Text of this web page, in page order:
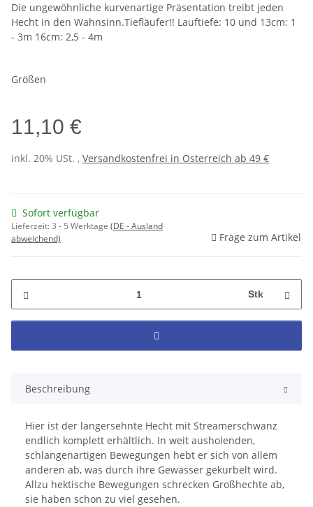
Die ungewöhnliche kurvenartige Präsentation treibt jeden
Hecht in den Wahnsinn.Tiefläufer!! Lauftiefe: 10 und 13cm: 1
- 3m 16cm: 2,5 - 4m
Größen
11,10 €
inkl. 20% USt. , Versandkostenfrei in Österreich ab 49 €
Sofort verfügbar
Lieferzeit:3 - 5 Werktage (DE - Ausland
abweichend)
Frage zum Artikel
Stk
Beschreibung
Hier ist der langersehnte Hecht mit Streamerschwanz
endlich komplett erhältlich. In weit ausholenden,
schlangenartigen Bewegungen hebt er sich von allem
anderen ab, was durch ihre Gewässer gekurbelt wird.
Allzu hektische Bewegungen schrecken Großhechte ab,
sie haben schon zu viel gesehen.